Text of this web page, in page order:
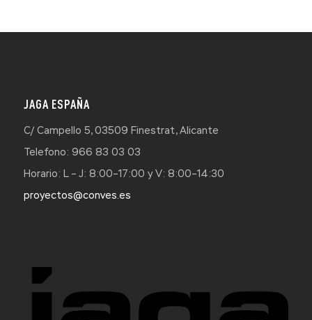
JAGA ESPAÑA
C/ Campello 5, 03509 Finestrat, Alicante
Telefono: 966 83 03 03
Horario: L – J: 8:00–17:00 y V: 8:00–14:30
proyectos@conves.es